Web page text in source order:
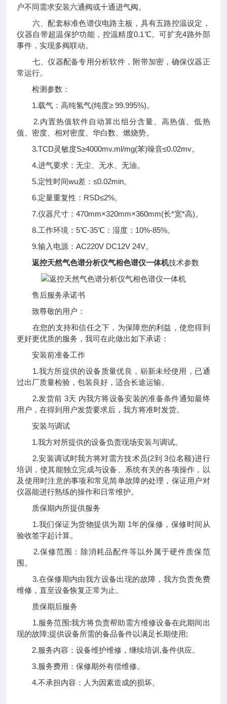
户不同需求安装六通阀或十通进气阀。
六、配套标准色谱仪电路主板，具有五路控温设定，
仪器自带超温保护功能，控温精度0.1℃。可扩充4路外部
事件，实现多阀联动。
七、仪器配备专用分析软件，附带加密，确保仪器正
常运行。
检测参数：
1.载气：高纯氢气(纯度≥ 99.995%)。
2.内置热值软件自动算出组分含量、高热值、低热
值、密度、相对密度、华白数、燃烧势。
3.TCD灵敏度S≥4000mv.ml/mg(苯)噪音≤0.02mv。
4.进气要求：无尘、无水、无油。
5.定性时间wu差：≤0.02min。
6.定量重复性：RSD≤2%。
7.仪器尺寸：470mm×320mm×360mm(长*宽*高)。
8.工作环境：5℃-35℃：湿度：10%-85%。
9.输入电源：AC220V DC12V 24V。
返控天然气色谱分析仪气相色谱仪一体机技术参数
售后服务承诺书
致尊敬的用户：
在您的支持和信任之下，为保障您的利益，使您得到
更好更优质的服务，我司在此做出如下承诺：
安装前准备工作
1.我方所提供的设备质量优良，崭新未经使用，已通
过出厂质量检验，包装良好，适合长途运输。
2.发货前 3天 内我方将设备安装的准备条件通知最终
用户，在得到用户发货要求后，我方将准时发货。
安装与调试
1.我方对所提供的设备负责现场安装与调试。
2.安装调试时我方将对需方技术员(2到 3位名额)进行
培训，使其能独立完成与设备、系统有关的各项操作，以
及使用时注意的事项和常见简单故障的处理，保证用户对
仪器能进行熟练的操作和日常维护。
质保期内所提供服务
1.我们保证为货物提供为期 1年的保修，保修时间从
验收签字起计算。
2.保修范围：除消耗品配件等以外属于硬件质保范
围。
3.在保修期内由我方设备出现的故障，我方负责免费
维修，直至设备恢复正常为止。
质保期后服务
1.服务范围:我方将负责帮助需方维修设备在此期间出
现的故障;提供设备所需的备品备件以满足长期使用;
2.服务内容：设备维护维修，继续培训,备件供应。
3.服务费用：保修期外有偿维修。
4.不承担内容：人为因素造成的损坏。